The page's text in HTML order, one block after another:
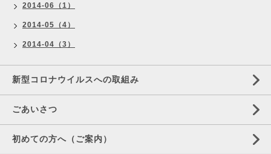
2014-06（1）
2014-05（4）
2014-04（3）
新型コロナウイルスへの取組み
ごあいさつ
初めての方へ（ご案内）